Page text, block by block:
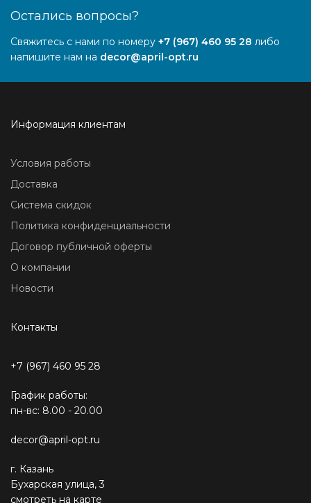
Остались вопросы?
Свяжитесь с нами по номеру +7 (967) 460 95 28 либо
напишите нам на decor@april-opt.ru
Информация клиентам
Условия работы
Доставка
Система скидок
Политика конфиденциальности
Договор публичной оферты
О компании
Новости
Контакты
+7 (967) 460 95 28
График работы:
пн-вс: 8.00 - 20.00
decor@april-opt.ru
г. Казань
Бухарская улица, 3
смотреть на карте